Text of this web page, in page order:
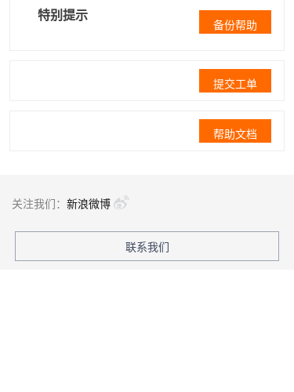
特别提示
备份帮助
提交工单
帮助文档